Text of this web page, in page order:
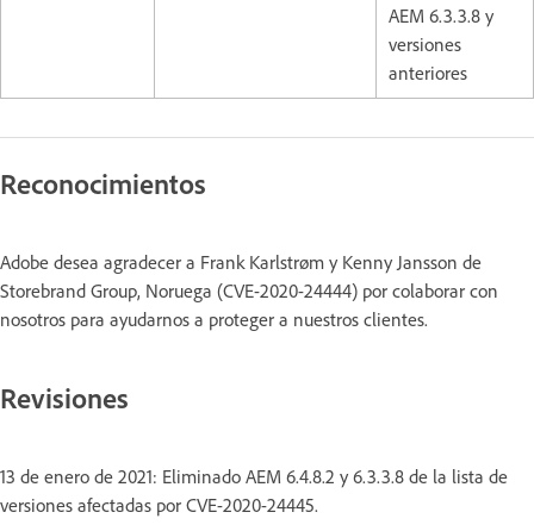
AEM 6.3.3.8 y
versiones
anteriores
Reconocimientos
Adobe desea agradecer a Frank Karlstrøm y Kenny Jansson de
Storebrand Group, Noruega (CVE-2020-24444) por colaborar con
nosotros para ayudarnos a proteger a nuestros clientes.
Revisiones
13 de enero de 2021: Eliminado AEM 6.4.8.2 y 6.3.3.8 de la lista de
versiones afectadas por CVE-2020-24445.